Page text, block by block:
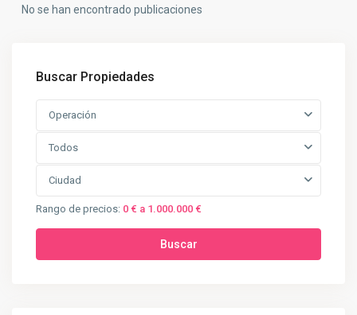
No se han encontrado publicaciones
Buscar Propiedades
Operación
Todos
Ciudad
Rango de precios: 0 € a 1.000.000 €
Buscar